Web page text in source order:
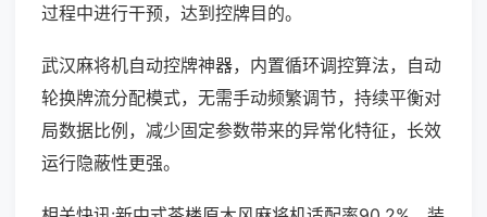
过程中进行干预，达到控牌目的。
武汉麻将机自动控牌神器，内置循环调控算法，自动
轮换牌流分配模式，无需手动频繁调节，持续平衡对
局数据比例，减少固定参数带来的异常化特征，长效
运行隐蔽性更强。